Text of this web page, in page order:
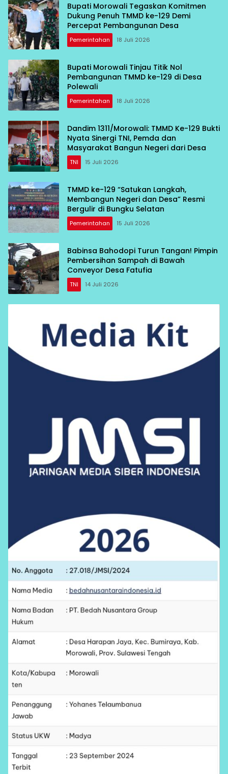
Bupati Morowali Tegaskan Komitmen
Dukung Penuh TMMD ke-129 Demi
Percepat Pembangunan Desa
Pemerintahan 18 Juli 2026
Bupati Morowali Tinjau Titik Nol
Pembangunan TMMD ke-129 di Desa
Polewali
Pemerintahan 18 Juli 2026
Dandim 1311/Morowali: TMMD Ke-129 Bukti
Nyata Sinergi TNI, Pemda dan
Masyarakat Bangun Negeri dari Desa
TNI 15 Juli 2026
TMMD ke-129 “Satukan Langkah,
Membangun Negeri dan Desa” Resmi
Bergulir di Bungku Selatan
Pemerintahan 15 Juli 2026
Babinsa Bahodopi Turun Tangan! Pimpin
Pembersihan Sampah di Bawah
Conveyor Desa Fatufia
TNI 14 Juli 2026